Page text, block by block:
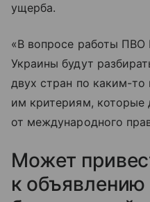
ущерба.
«В вопросе работы
Украины будут
двух стран по каким-то
им критериям, которые
от международного
Может
к объявлению